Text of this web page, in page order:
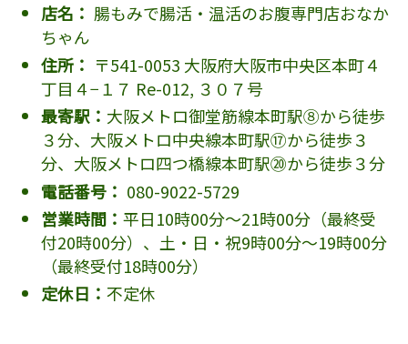
店名： 腸もみで腸活・温活のお腹専門店おなか
ちゃん
住所： 〒541-0053 大阪府大阪市中央区本町４
丁目４−１７ Re-012, ３０７号
最寄駅： 大阪メトロ御堂筋線本町駅⑧から徒歩
３分、大阪メトロ中央線本町駅⑰から徒歩３
分、大阪メトロ四つ橋線本町駅⑳から徒歩３分
電話番号： 080-9022-5729
営業時間： 平日10時00分～21時00分（最終受
付20時00分）、土・日・祝9時00分～19時00分
（最終受付18時00分）
定休日： 不定休